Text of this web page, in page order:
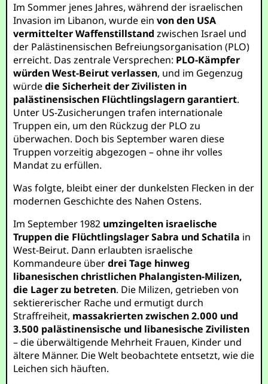
Im Sommer jenes Jahres, während der israelischen
Invasion im Libanon, wurde einvon den USA
vermittelter Waffenstillstand zwischen Israel und
der Palästinensischen Befreiungsorganisation (PLO)
erreicht. Das zentrale Versprechen: PLO-Kämpfer
würden West-Beirut verlassen, und im Gegenzug
würdedie Sicherheit der Zivilisten in
palästinensischen Flüchtlingslagern garantiert.
Unter US-Zusicherungen trafen internationale
Truppen ein, um den Rückzug der PLO zu
überwachen. Doch bis September waren diese
Truppen vorzeitig abgezogen – ohne ihr volles
Mandat zu erfüllen.
Was folgte, bleibt einer der dunkelsten Flecken in der
modernen Geschichte des Nahen Ostens.
Im September 1982 umzingelten israelische
Truppen die Flüchtlingslager Sabra und Schatila in
West-Beirut. Dann erlaubten israelische
Kommandeure überdrei Tage hinweg
libanesischen christlichen Phalangisten-Milizen,
die Lager zu betreten. Die Milizen, getrieben von
sektiererischer Rache und ermutigt durch
Straffreiheit, massakrierten zwischen 2.000 und
3.500 palästinensische und libanesische Zivilisten
– die überwältigende Mehrheit Frauen, Kinder und
ältere Männer. Die Welt beobachtete entsetzt, wie die
Leichen sich häuften.